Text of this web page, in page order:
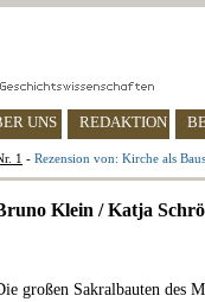
UNS REDAKTION
1 - Rezension von: Kirche als
Klein / Katja
großen Sakralbauten des